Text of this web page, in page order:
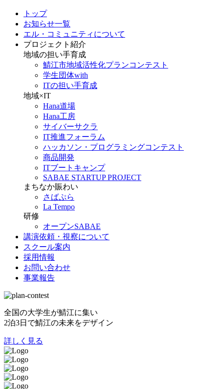
トップ
お知らせ一覧
エル・コミュニティについて
プロジェクト紹介
地域の担い手育成
鯖江市地域活性化プランコンテスト
学生団体with
ITの担い手育成
地域×IT
Hana道場
Hana工房
サイバーサクラ
IT推進フォーラム
ハッカソン・プログラミングコンテスト
商品開発
ITブートキャンプ
SABAE STARTUP PROJECT
まちなか賑わい
さばぷら
La Tempo
研修
オープンSABAE
講演依頼・視察について
スクール案内
採用情報
お問い合わせ
事業報告
全国の大学生が鯖江に集い
2泊3日で鯖江の未来をデザイン
詳しく見る